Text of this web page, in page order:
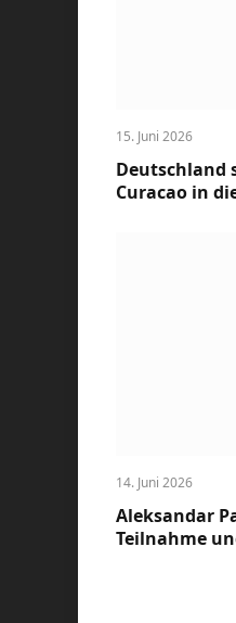
15. Juni 2026
Deutschland
Curacao in
14. Juni 2026
Aleksandar
Teilnahme